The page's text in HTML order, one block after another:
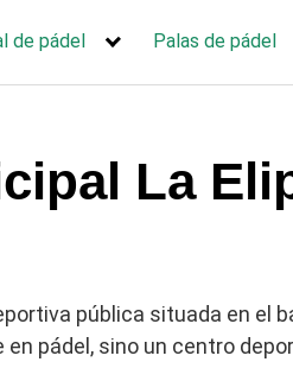
de pádel Palas de pádel
La
pública situada en el
pádel, sino un centro